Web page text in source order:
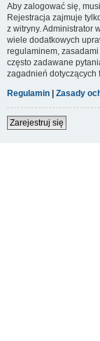
Aby zalogować się,
Rejestracja zajmuje
z witryny. Administrator
wiele dodatkowych
regulaminem,
często zadawane
zagadnień dotyczących
Regulamin | Zasady
Zarejestruj się